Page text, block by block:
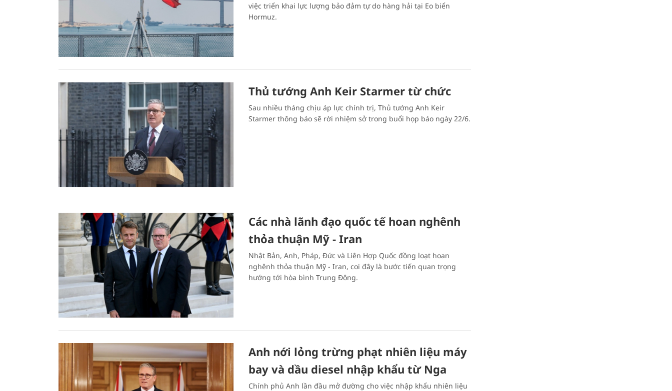
việc triển khai lực lượng bảo đảm tự do hàng hải tại Eo biển
Hormuz.
Thủ tướng Anh Keir Starmer từ chức
Sau nhiều tháng chịu áp lực chính trị, Thủ tướng Anh Keir
Starmer thông báo sẽ rời nhiệm sở trong buổi họp báo ngày 22/6.
Các nhà lãnh đạo quốc tế hoan nghênh
thỏa thuận Mỹ - Iran
Nhật Bản, Anh, Pháp, Đức và Liên Hợp Quốc đồng loạt hoan
nghênh thỏa thuận Mỹ - Iran, coi đây là bước tiến quan trọng
hướng tới hòa bình Trung Đông.
Anh nới lỏng trừng phạt nhiên liệu máy
bay và dầu diesel nhập khẩu từ Nga
Chính phủ Anh lần đầu mở đường cho việc nhập khẩu nhiên liệu